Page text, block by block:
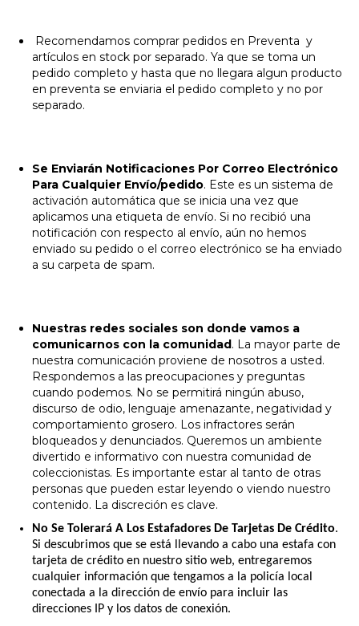
Recomendamos comprar pedidos en Preventa y
artículos en stock por separado. Ya que se toma un
pedido completo y hasta que no llegara algun producto
en preventa se enviaria el pedido completo y no por
separado.
Se Enviarán Notificaciones Por Correo Electrónico
Para Cualquier Envío/pedido. Este es un sistema de
activación automática que se inicia una vez que
aplicamos una etiqueta de envío. Si no recibió una
notificación con respecto al envío, aún no hemos
enviado su pedido o el correo electrónico se ha enviado
a su carpeta de spam.
Nuestras redes sociales son donde vamos a
comunicarnos con la comunidad. La mayor parte de
nuestra comunicación proviene de nosotros a usted.
Respondemos a las preocupaciones y preguntas
cuando podemos. No se permitirá ningún abuso,
discurso de odio, lenguaje amenazante, negatividad y
comportamiento grosero. Los infractores serán
bloqueados y denunciados. Queremos un ambiente
divertido e informativo con nuestra comunidad de
coleccionistas. Es importante estar al tanto de otras
personas que pueden estar leyendo o viendo nuestro
contenido. La discreción es clave.
No Se Tolerará A Los Estafadores De Tarjetas De Crédito.
Si descubrimos que se está llevando a cabo una estafa con
tarjeta de crédito en nuestro sitio web, entregaremos
cualquier información que tengamos a la policía local
conectada a la dirección de envío para incluir las
direcciones IP y los datos de conexión.